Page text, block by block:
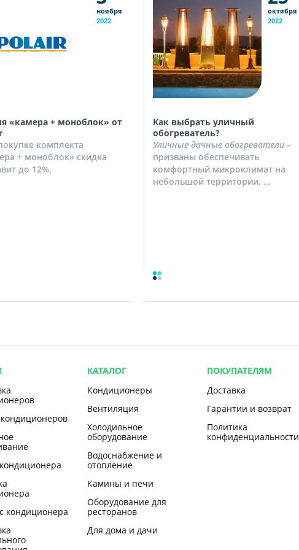
ноября
2022
«камера + моноблок» от
комплекта
+ моноблок» скидка
до 12%.
октября
2022
Как выбрать уличный
обогреватель?
Уличные дачные обогреватели –
призваны обеспечивать
комфортный микроклимат на
небольшой территории. ...
кондиционера
КАТАЛОГ
Кондиционеры
Вентиляция
Холодильное
оборудование
Водоснабжение и
отопление
Камины и печи
Оборудование для
ресторанов
Для дома и дачи
ПОКУПАТЕЛЯМ
Доставка
Гарантии и возврат
Политика
конфиденциальности